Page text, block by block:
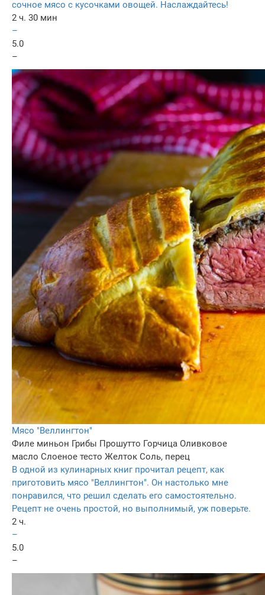
сочное мясо с кусочками овощей. Наслаждайтесь!
2 ч. 30 мин
–
5.0
–
Мясо "Веллингтон"
Филе миньон Грибы Прошутто Горчица Оливковое
масло Слоеное тесто Желток Соль, перец
В одной из кулинарных книг прочитал рецепт, как
приготовить мясо "Веллингтон". Он настолько мне
понравился, что решил сделать его самостоятельно.
Рецепт не очень простой, но выполнимый, уж поверьте.
2 ч.
–
5.0
–